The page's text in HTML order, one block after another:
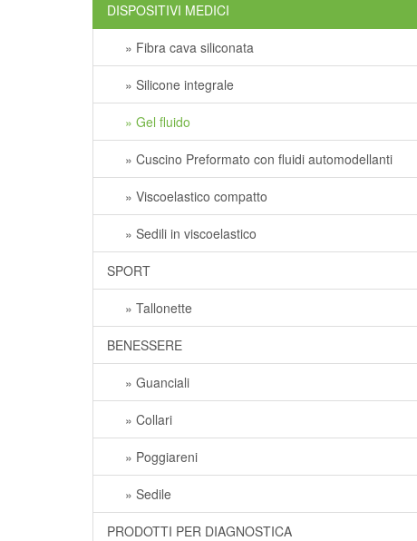
DISPOSITIVI MEDICI
» Fibra cava siliconata
» Silicone integrale
» Gel fluido
» Cuscino Preformato con fluidi automodellanti
» Viscoelastico compatto
» Sedili in viscoelastico
SPORT
» Tallonette
BENESSERE
» Guanciali
» Collari
» Poggiareni
» Sedile
PRODOTTI PER DIAGNOSTICA